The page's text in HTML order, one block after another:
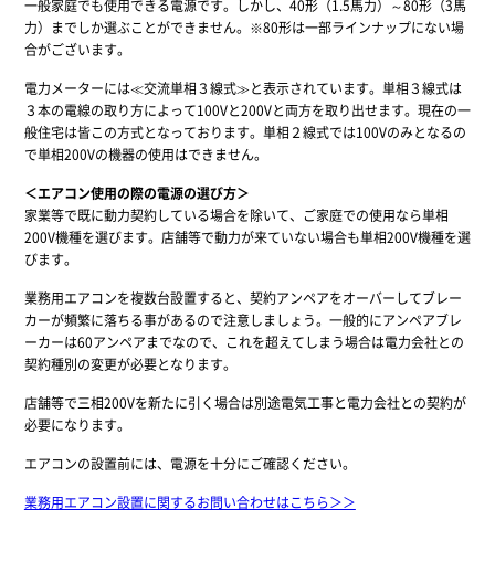
一般家庭でも使用できる電源です。しかし、40形（1.5馬力）～80形（3馬
力）までしか選ぶことができません。※80形は一部ラインナップにない場
合がございます。
電力メーターには≪交流単相３線式≫と表示されています。単相３線式は
３本の電線の取り方によって100Vと200Vと両方を取り出せます。現在の一
般住宅は皆この方式となっております。単相２線式では100Vのみとなるの
で単相200Vの機器の使用はできません。
＜エアコン使用の際の電源の選び方＞
家業等で既に動力契約している場合を除いて、ご家庭での使用なら単相
200V機種を選びます。店舗等で動力が来ていない場合も単相200V機種を選
びます。
業務用エアコンを複数台設置すると、契約アンペアをオーバーしてブレー
カーが頻繁に落ちる事があるので注意しましょう。一般的にアンペアブレ
ーカーは60アンペアまでなので、これを超えてしまう場合は電力会社との
契約種別の変更が必要となります。
店舗等で三相200Vを新たに引く場合は別途電気工事と電力会社との契約が
必要になります。
エアコンの設置前には、電源を十分にご確認ください。
業務用エアコン設置に関するお問い合わせはこちら＞＞